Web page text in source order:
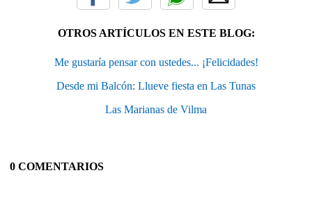
OTROS ARTÍCULOS EN ESTE BLOG:
Me gustaría pensar con ustedes... ¡Felicidades!
Desde mi Balcón: Llueve fiesta en Las Tunas
Las Marianas de Vilma
0 COMENTARIOS